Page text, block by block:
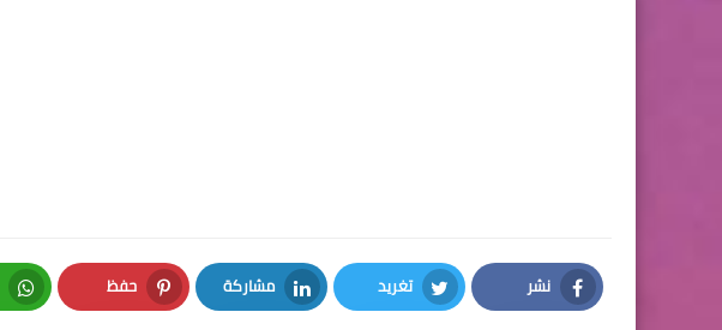
نشر
Facebook
تغريد
Twitter
مشاركة
LinkedIn
حفظ
Pinterest